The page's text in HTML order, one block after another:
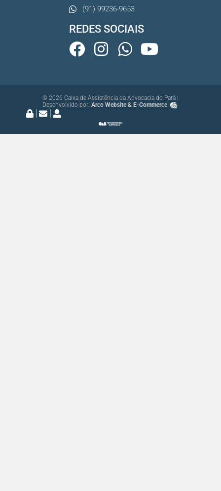
(91) 99236-9653
REDES SOCIAIS
© 2026 Caixa de Assistência da Advocacia do Pará |
Desenvolvido por: Arco Website & E-Commerce